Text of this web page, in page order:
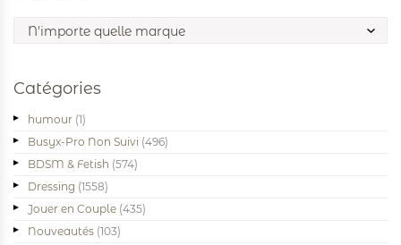
Catégories
humour (1)
Busyx-Pro Non Suivi (496)
BDSM & Fetish (574)
Dressing (1558)
Jouer en Couple (435)
Nouveautés (103)